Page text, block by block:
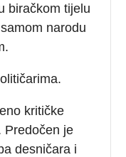
biračkom tijelu
narodu
kritičke
Predočen je
desničara i